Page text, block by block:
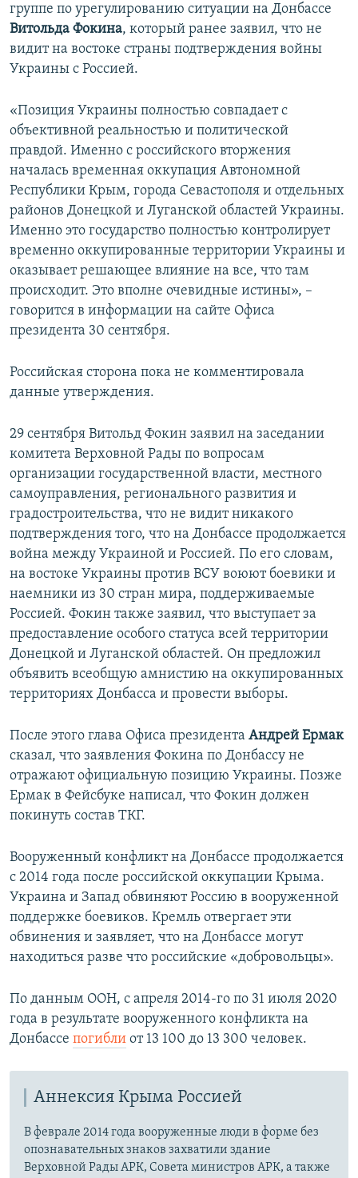
группе по урегулированию ситуации на Донбассе
Витольда Фокина, который ранее заявил, что не
видит на востоке страны подтверждения войны
Украины с Россией.
«Позиция Украины полностью совпадает с
объективной реальностью и политической
правдой. Именно с российского вторжения
началась временная оккупация Автономной
Республики Крым, города Севастополя и отдельных
районов Донецкой и Луганской областей Украины.
Именно это государство полностью контролирует
временно оккупированные территории Украины и
оказывает решающее влияние на все, что там
происходит. Это вполне очевидные истины», –
говорится в информации на сайте Офиса
президента 30 сентября.
Российская сторона пока не комментировала
данные утверждения.
29 сентября Витольд Фокин заявил на заседании
комитета Верховной Рады по вопросам
организации государственной власти, местного
самоуправления, регионального развития и
градостроительства, что не видит никакого
подтверждения того, что на Донбассе продолжается
война между Украиной и Россией. По его словам,
на востоке Украины против ВСУ воюют боевики и
наемники из 30 стран мира, поддерживаемые
Россией. Фокин также заявил, что выступает за
предоставление особого статуса всей территории
Донецкой и Луганской областей. Он предложил
объявить всеобщую амнистию на оккупированных
территориях Донбасса и провести выборы.
После этого глава Офиса президента Андрей Ермак
сказал, что заявления Фокина по Донбассу не
отражают официальную позицию Украины. Позже
Ермак в Фейсбуке написал, что Фокин должен
покинуть состав ТКГ.
Вооруженный конфликт на Донбассе продолжается
с 2014 года после российской оккупации Крыма.
Украина и Запад обвиняют Россию в вооруженной
поддержке боевиков. Кремль отвергает эти
обвинения и заявляет, что на Донбассе могут
находиться разве что российские «добровольцы».
По данным ООН, с апреля 2014-го по 31 июля 2020
года в результате вооруженного конфликта на
Донбассе погибли от 13 100 до 13 300 человек.
Аннексия Крыма Россией
В феврале 2014 года вооруженные люди в форме без
опознавательных знаков захватили здание
Верховной Рады АРК, Совета министров АРК, а также